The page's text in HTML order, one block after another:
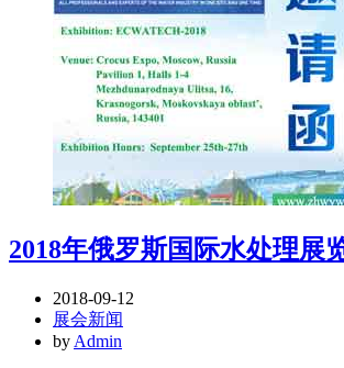
2018年俄罗斯国际水处理展
2018-09-12
展会新闻
by Admin